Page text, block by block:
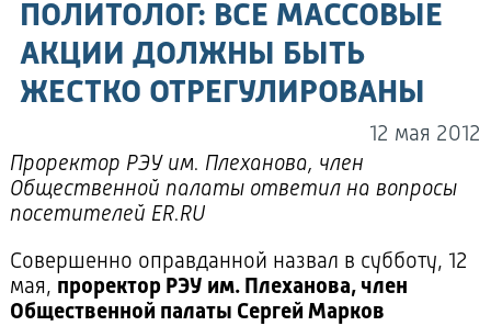
ПОЛИТОЛОГ: ВСЕ МАССОВЫЕ
АКЦИИ ДОЛЖНЫ БЫТЬ
ЖЕСТКО ОТРЕГУЛИРОВАНЫ
12 мая 2012
Проректор РЭУ им. Плеханова, член
Общественной палаты ответил на вопросы
посетителей ER.RU
Совершенно оправданной назвал в субботу, 12
мая, проректор РЭУ им. Плеханова, член
Общественной палаты Сергей Марков